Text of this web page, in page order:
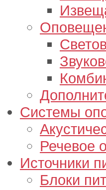
Системы
Речевое
Источники
Блоки